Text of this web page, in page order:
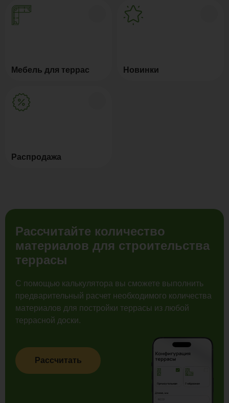
Мебель для террас Новинки
Распродажа
Рассчитайте количество
материалов для строительства
террасы
С помощью калькулятора вы сможете выполнить
предварительный расчет необходимого количества
материалов для постройки террасы из любой
террасной доски.
Рассчитать